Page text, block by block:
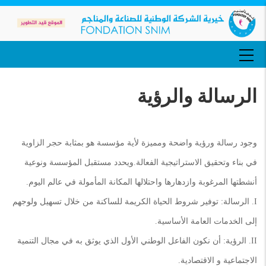
تجاوز
إلى
المحتوى
الرئيسيMAIN
NAVIGATION
الرسالة والرؤية
وجود رسالة ورؤية واضحة ومميزة لأية مؤسسة هو بمثابة حجر الزاوية
في بناء وتحقيق الاستراتيجية الفعالة.ويحدد مستقبل المؤسسة ونوعية
أنشطتها المرغوبة وازدهارها واحتلالها المكانة المأمولة في عالم اليوم.
I. الرسالة: توفير شروط الحياة الكريمة للساكنة من خلال تسهيل ولوجهم
إلى الخدمات العامة الأساسية.
II. الرؤية: أن نكون الفاعل الوطني الأول الذي يوثق به في مجال التنمية
الاجتماعية و الاقتصادية.